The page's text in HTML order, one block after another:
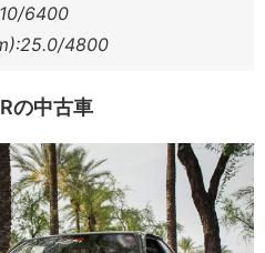
6400
4800
の中古車